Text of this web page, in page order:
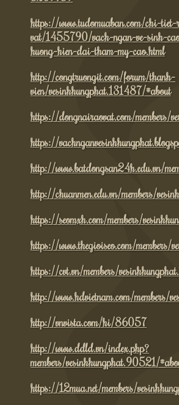
https://www.tudomuaban.com/chi-
vat/1455790/vach-ngan-ve-sinh-
huong-hien-dai-tham-my-cao.html
http://congtruongit.com/forum/thanh-
vien/vesinhhungphat.131487/#about
https://dongnairaovat.com/members/
https://
http://www.batdongsan24h.edu.vn/
http://chuanmen.edu.vn/members/
https://seomxh.com/members/
https://www.thegioiseo.com/
https://cvt.vn/members/
http://www.hdvietnam.com/
http://vnvista.com/hi/86057
http://www.ddld.vn/index.php?
members/vesinhhungphat.90521/
https://12mua.net/members/